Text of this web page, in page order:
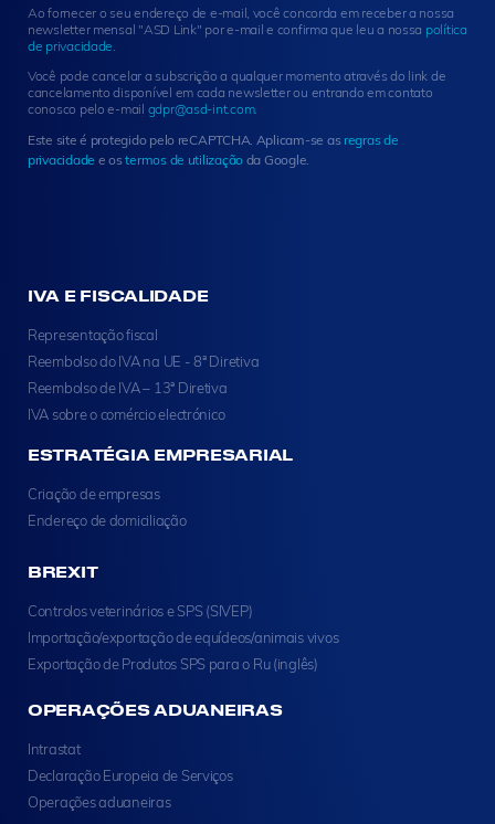
e
r
i
g
u
p
Ao fornecer o seu endereço de e-mail, você concorda em receber a nossa
newsletter mensal "ASD Link" por e-mail e confirma que leu a nossa política
de privacidade.
Você pode cancelar a subscrição a qualquer momento através do link de
cancelamento disponível em cada newsletter ou entrando em contato
conosco pelo e-mail gdpr@asd-int.com.
Este site é protegido pelo reCAPTCHA. Aplicam-se as regras de
privacidade e ostermos de utilizaçãoda Google.
IVA E FISCALIDADE
Representação fiscal
Reembolso do IVA na UE - 8ª Diretiva
Reembolso de IVA – 13ª Diretiva
IVA sobre o comércio electrónico
ESTRATÉGIA EMPRESARIAL
Criação de empresas
Endereço de domiciliação
BREXIT
Controlos veterinários e SPS (SIVEP)
Importação/exportação de equídeos/animais vivos
Exportação de Produtos SPS para o Ru (inglês)
OPERAÇÕES ADUANEIRAS
Intrastat
Declaração Europeia de Serviços
Operações aduaneiras